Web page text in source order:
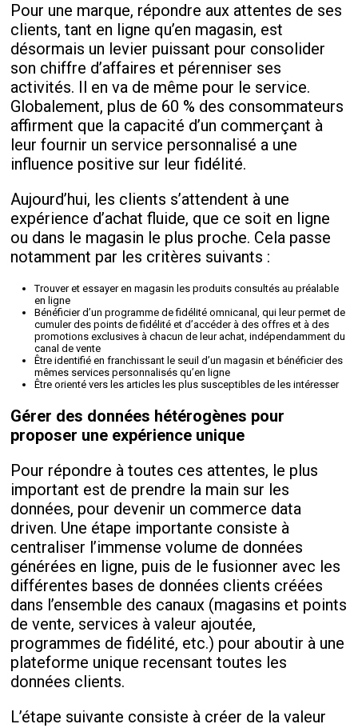
Pour une marque, répondre aux attentes de ses
clients, tant en ligne qu’en magasin, est
désormais un levier puissant pour consolider
son chiffre d’affaires et pérenniser ses
activités. Il en va de même pour le service.
Globalement, plus de 60 % des consommateurs
affirment que la capacité d’un commerçant à
leur fournir un service personnalisé a une
influence positive sur leur fidélité.
Aujourd’hui, les clients s’attendent à une
expérience d’achat fluide, que ce soit en ligne
ou dans le magasin le plus proche. Cela passe
notamment par les critères suivants :
Trouver et essayer en magasin les produits consultés au préalable
en ligne
Bénéficier d’un programme de fidélité omnicanal, qui leur permet de
cumuler des points de fidélité et d’accéder à des offres et à des
promotions exclusives à chacun de leur achat, indépendamment du
canal de vente
Être identifié en franchissant le seuil d’un magasin et bénéficier des
mêmes services personnalisés qu’en ligne
Être orienté vers les articles les plus susceptibles de les intéresser
Gérer des données hétérogènes pour
proposer une expérience unique
Pour répondre à toutes ces attentes, le plus
important est de prendre la main sur les
données, pour devenir un commerce data
driven. Une étape importante consiste à
centraliser l’immense volume de données
générées en ligne, puis de le fusionner avec les
différentes bases de données clients créées
dans l’ensemble des canaux (magasins et points
de vente, services à valeur ajoutée,
programmes de fidélité, etc.) pour aboutir à une
plateforme unique recensant toutes les
données clients.
L’étape suivante consiste à créer de la valeur